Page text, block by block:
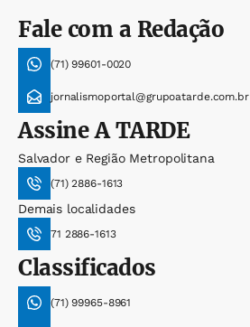
Fale com a Redação
(71) 99601-0020
jornalismoportal@grupoatarde.com.br
AssineA TARDE
Salvador e Região Metropolitana
(71) 2886-1613
Demais localidades
71 2886-1613
Classificados
(71) 99965-8961